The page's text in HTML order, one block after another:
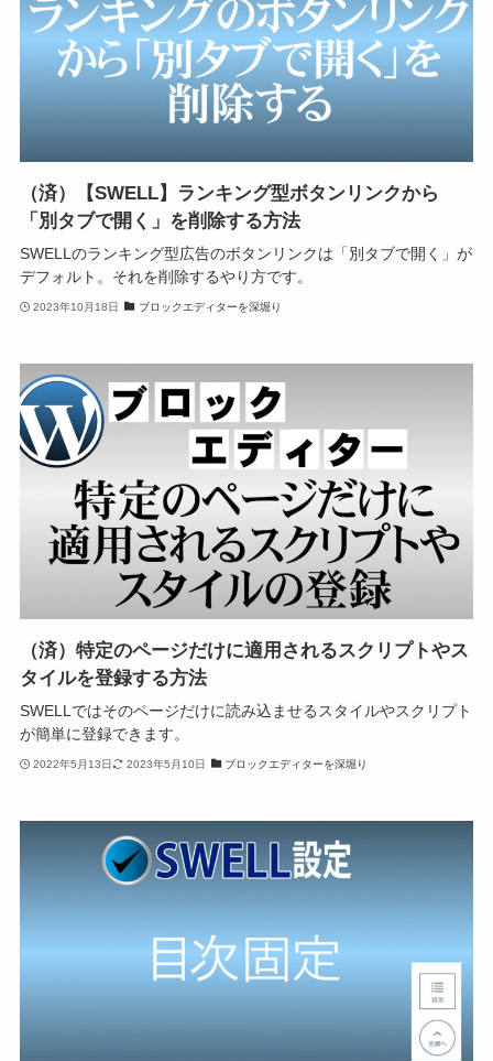
（済）【SWELL】ランキング型ボタンリンクから
「別タブで開く」を削除する方法
SWELLのランキング型広告のボタンリンクは「別タブで開く」が
デフォルト。それを削除するやり方です。
2023年10月18日 ブロックエディターを深堀り
（済）特定のページだけに適用されるスクリプトやス
タイルを登録する方法
SWELLではそのページだけに読み込ませるスタイルやスクリプト
が簡単に登録できます。
2022年5月13日 2023年5月10日 ブロックエディターを深堀り